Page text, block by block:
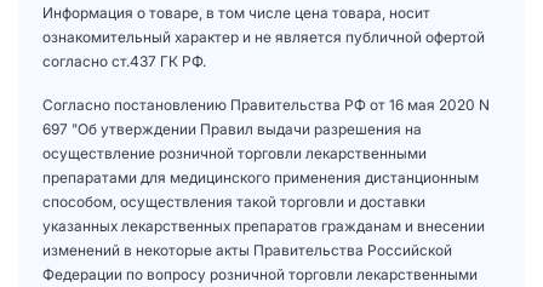
Информация о товаре, в том числе цена товара, носит
ознакомительный характер и не является публичной офертой
согласно ст.437 ГК РФ.
Согласно постановлению Правительства РФ от 16 мая 2020 N
697 "Об утверждении Правил выдачи разрешения на
осуществление розничной торговли лекарственными
препаратами для медицинского применения дистанционным
способом, осуществления такой торговли и доставки
указанных лекарственных препаратов гражданам и внесении
изменений в некоторые акты Правительства Российской
Федерации по вопросу розничной торговли лекарственными